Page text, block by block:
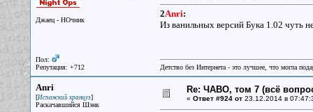
Джаец - НОчник
Пол:
Репутация: +712
2Anri:
Из ванильных версий Бука 1.02 чуть
Детство без Интернета - это лучшее, что могла
Anri
[Испанский хранцуз]
Раскачавшийся Шэнк
Re: ЧАВО, том 7 (всё
« Ответ #924 от23.12.2014 в